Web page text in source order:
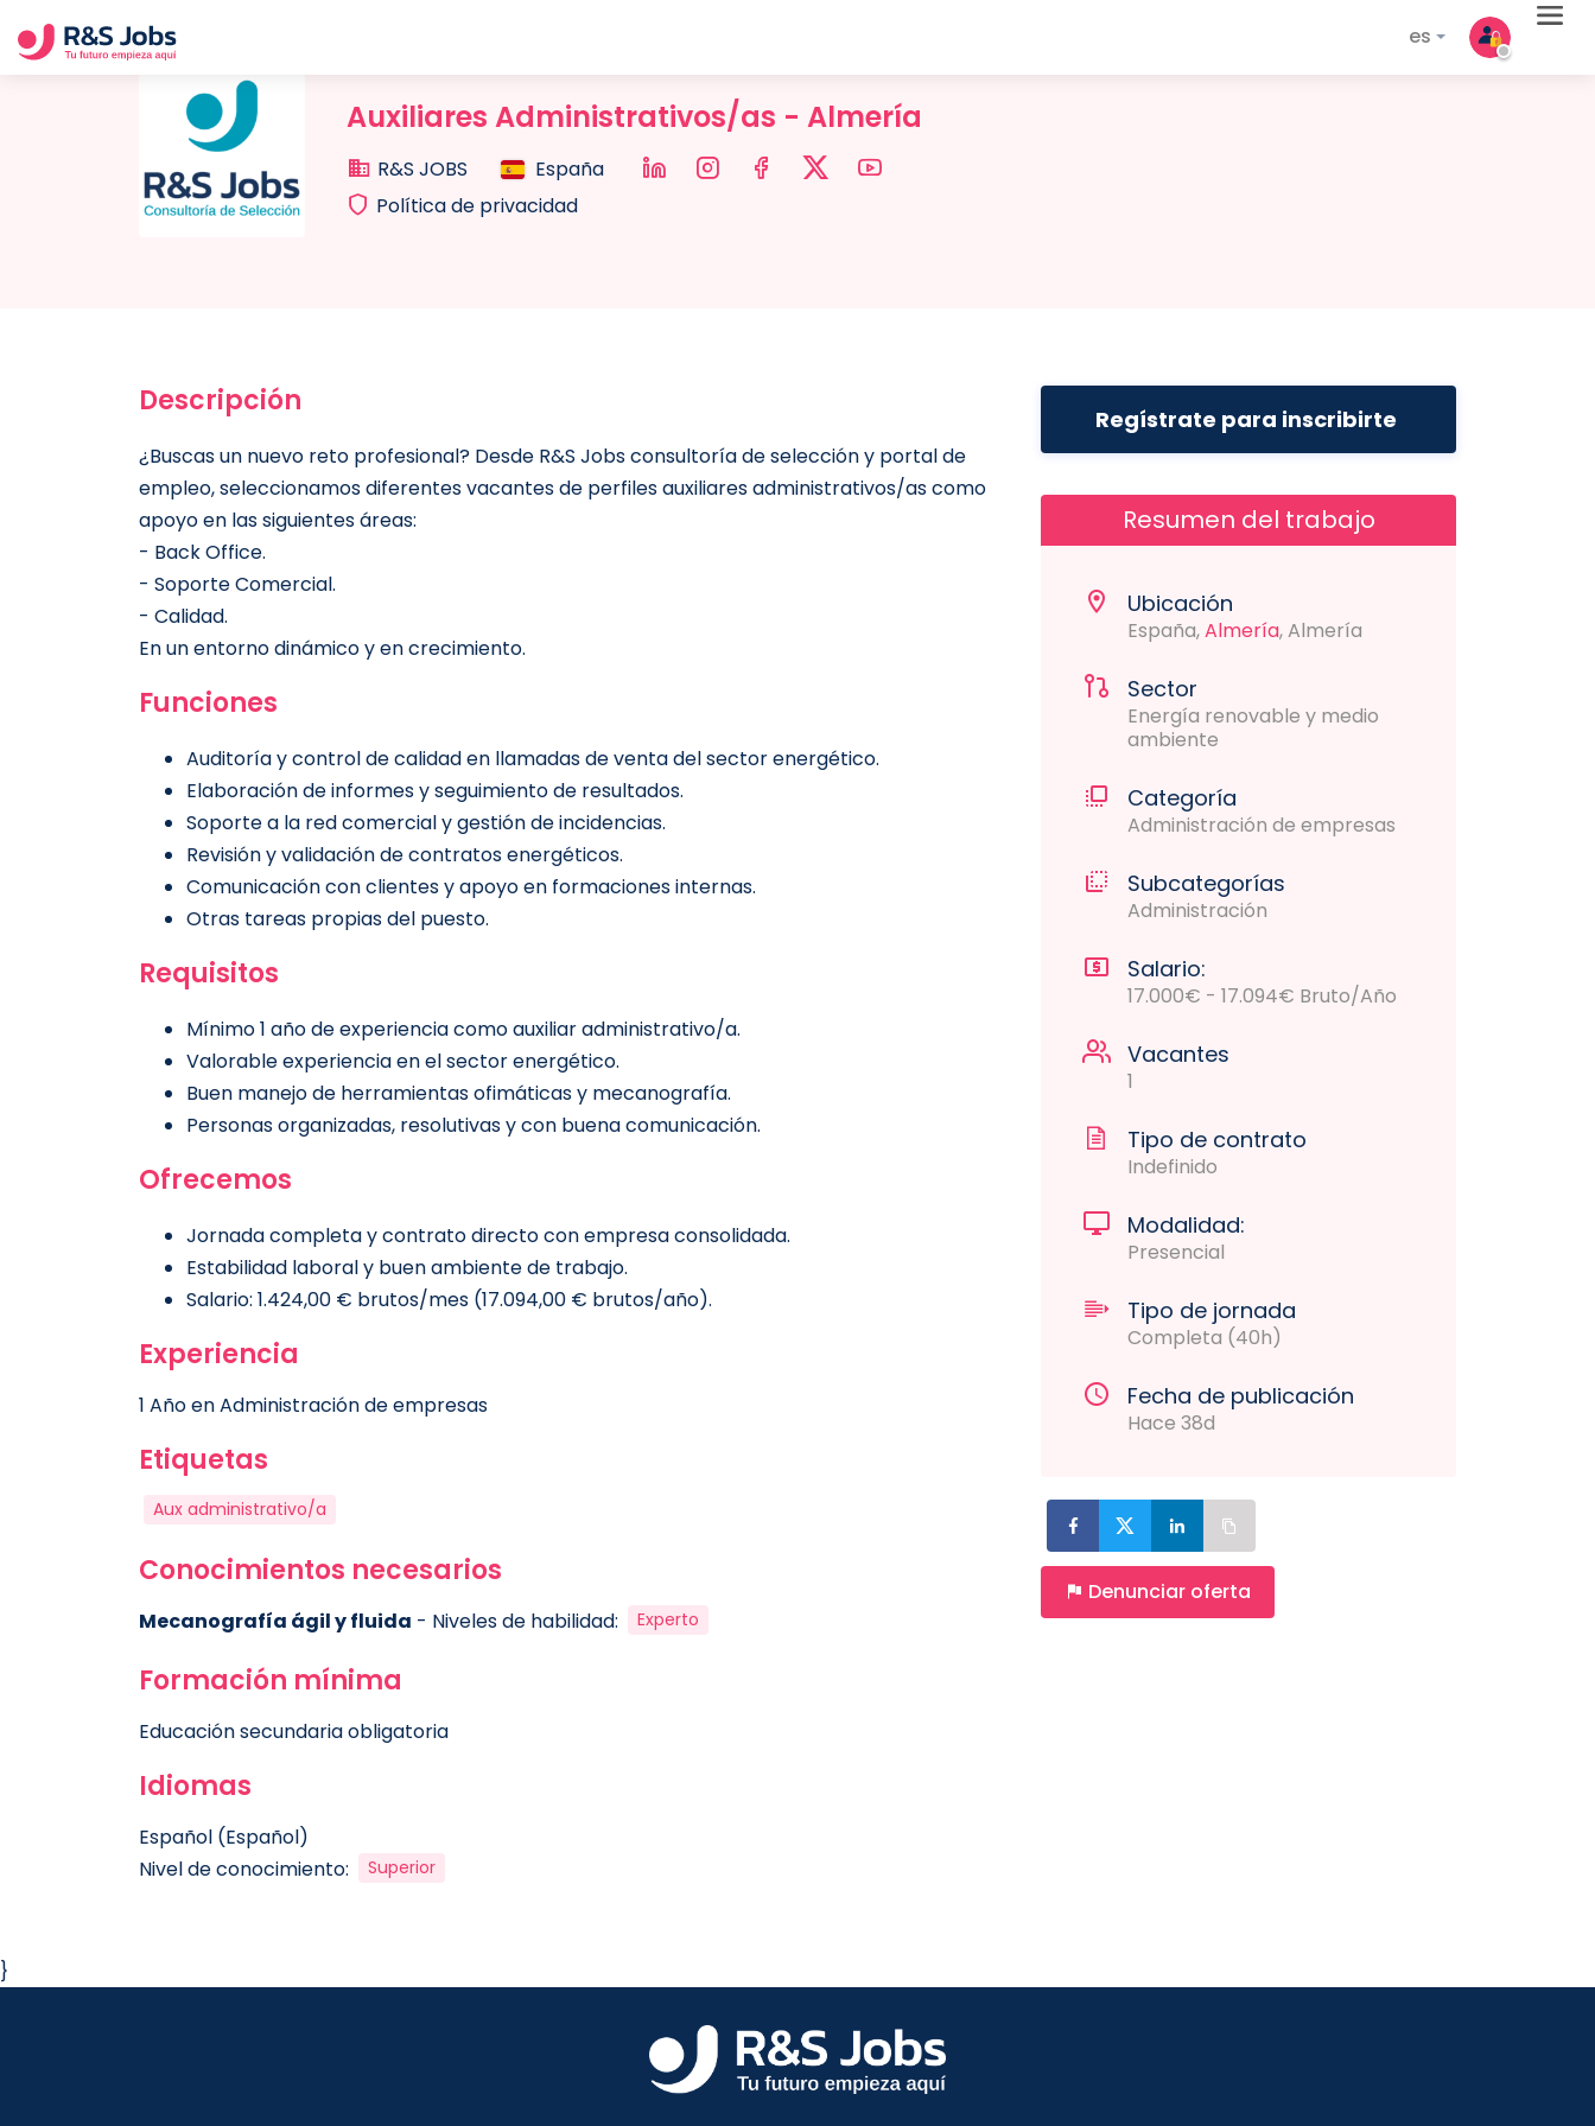
es
Auxiliares Administrativos/as - Almería
R&S JOBS
España
Política de privacidad
Descripción
¿Buscas un nuevo reto profesional? Desde R&S Jobs consultoría de selección y portal de
empleo, seleccionamos diferentes vacantes de perfiles auxiliares administrativos/as como
apoyo en las siguientes áreas:
- Back Office.
- Soporte Comercial.
- Calidad.
En un entorno dinámico y en crecimiento.
Funciones
Auditoría y control de calidad en llamadas de venta del sector energético.
Elaboración de informes y seguimiento de resultados.
Soporte a la red comercial y gestión de incidencias.
Revisión y validación de contratos energéticos.
Comunicación con clientes y apoyo en formaciones internas.
Otras tareas propias del puesto.
Requisitos
Mínimo 1 año de experiencia como auxiliar administrativo/a.
Valorable experiencia en el sector energético.
Buen manejo de herramientas ofimáticas y mecanografía.
Personas organizadas, resolutivas y con buena comunicación.
Ofrecemos
Jornada completa y contrato directo con empresa consolidada.
Estabilidad laboral y buen ambiente de trabajo.
Salario: 1.424,00 € brutos/mes (17.094,00 € brutos/año).
Experiencia
1 Año en Administración de empresas
Etiquetas
Aux administrativo/a
Conocimientos necesarios
Mecanografía ágil y fluida - Niveles de habilidad: Experto
Formación mínima
Educación secundaria obligatoria
Idiomas
Español (Español)
Nivel de conocimiento:
Superior
Regístrate para inscribirte
Resumen del trabajo
Ubicación
España,Almería, Almería
Sector
Energía renovable y medio
ambiente
Categoría
Administración de empresas
Subcategorías
Administración
Salario:
17.000€ - 17.094€ Bruto/Año
Vacantes
1
Tipo de contrato
Indefinido
Modalidad:
Presencial
Tipo de jornada
Completa (40h)
Fecha de publicación
Hace 38d
Denunciar oferta
}